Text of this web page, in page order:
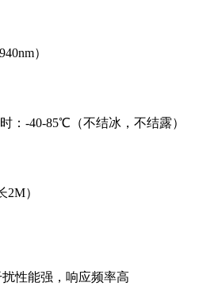
）
：-40-85℃（不结冰，不结露）
）
性能强，响应频率高